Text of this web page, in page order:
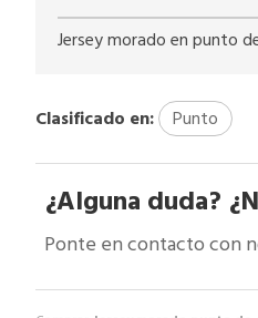
Jersey morado en punto
Clasificado en: Punto
¿Alguna duda?
Ponte en contacto con